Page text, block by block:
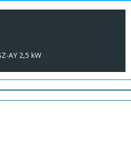
AY 2,5 kW